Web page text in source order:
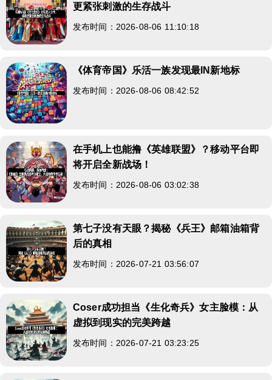
更紧张刺激的生存战斗
发布时间：2026-08-06 11:10:18
《体育帝国》乐活一族发现最IN新地标
发布时间：2026-08-06 08:42:52
在手机上也能撸《英雄联盟》？移动平台即
将开启全新战场！
发布时间：2026-08-06 03:02:38
第七子没有天眼？揭秘《兵王》邮箱油箱背
后的真相
发布时间：2026-07-21 03:56:07
Coser成功担当《生化奇兵》女主脸模：从
虚拟到现实的完美跨越
发布时间：2026-07-21 03:23:25